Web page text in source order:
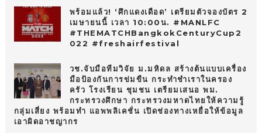
พร้อมแล้ว! ‘ศึกแดงเดือด’ เตรียมตัวจองบัตร 2
เมษายนนี้ เวลา 10:00น. #MANLFC
#THEMATCHBangkokCenturyCup2
022 #freshairfestival
วช.จับมือทีมวิจัย ม.มหิดล สร้างต้นแบบเครื่อง
มือป้องกันการข่มขืน กระทำชำเราในครอง
ครัว โรงเรียน ชุมชน เตรียมเสนอ พม.
กระทรวงศึกษา กระทรวงมหาดไทยให้ความรู้
กลุ่มเสี่ยง พร้อมทำ แอพพลิเคชั่น เปิดช่องทางเหยื่อให้ข้อมูล
เอาผิดอาชญากร